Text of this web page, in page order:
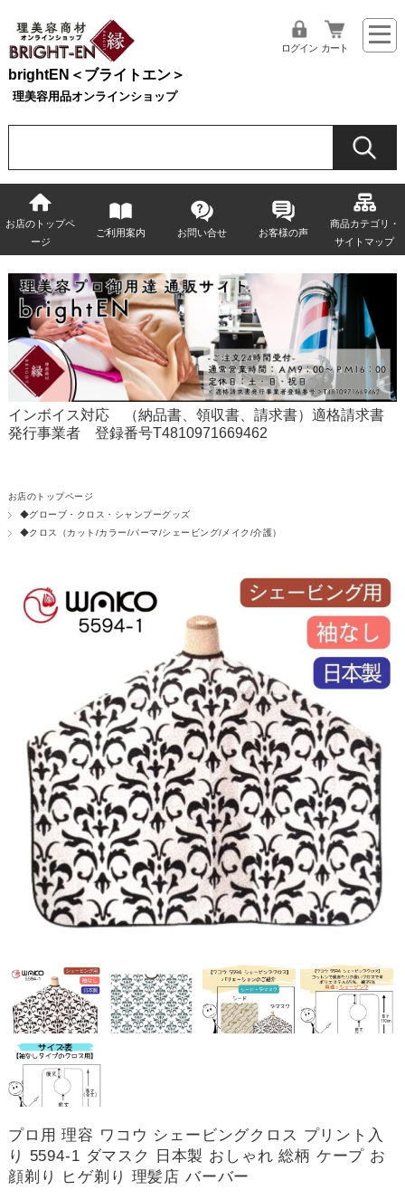
brightEN＜ブライトエン＞
理美容用品オンラインショップ
ログイン カート
お店のトップペ
ージ
ご利用案内 お問い合せ お客様の声
商品カテゴリ・
サイトマップ
インボイス対応 （納品書、領収書、請求書）適格請求書
発行事業者 登録番号T4810971669462
お店のトップページ
◆グローブ・クロス・シャンプーグッズ
◆クロス（カット/カラー/パーマ/シェービング/メイク/介護）
プロ用 理容 ワコウ シェービングクロス プリント入
り 5594-1 ダマスク 日本製 おしゃれ 総柄 ケープ お
顔剃り ヒゲ剃り 理髪店 バーバー